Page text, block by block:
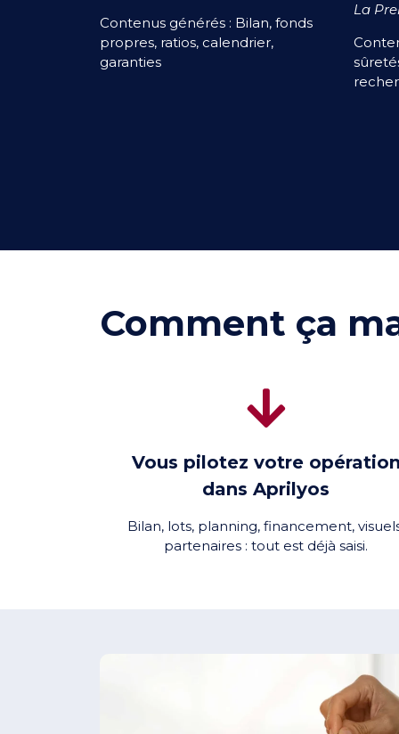
Contenus générés : Bilan, fonds
propres, ratios, calendrier,
garanties
La
Comment ça
Vous pilotez votre
dans Aprilyos
Bilan, lots, planning, financement,
partenaires : tout est déjà saisi.